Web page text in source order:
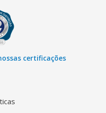
certificações